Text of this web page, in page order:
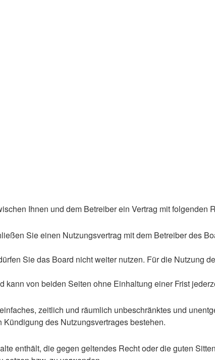
Ihnen und dem Betreiber ein Vertrag mit folgenden
Sie einen Nutzungsvertrag mit dem Betreiber des
Sie das Board nicht weiter nutzen. Für die Nutzung
von beiden Seiten ohne Einhaltung einer Frist
zeitlich und räumlich unbeschränktes und
des Nutzungsvertrages bestehen.
enthält, die gegen geltendes Recht oder die guten